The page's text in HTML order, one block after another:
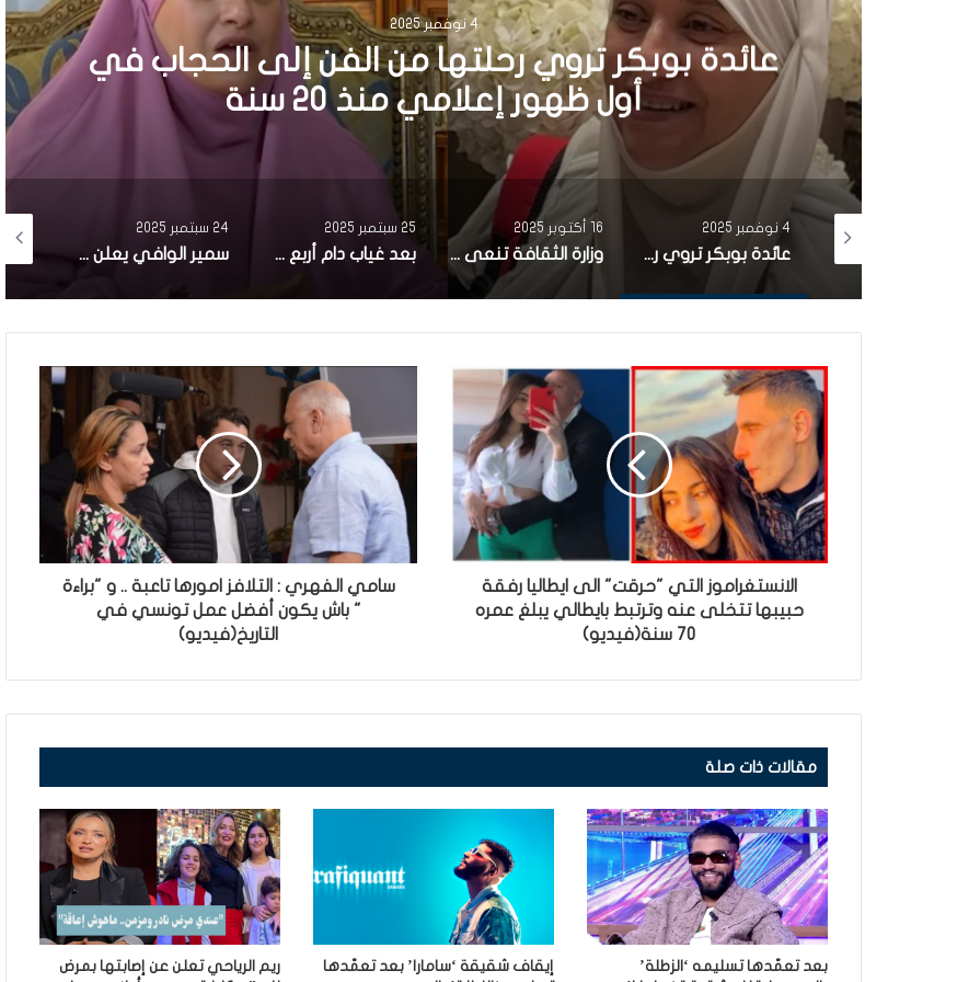
4 نوفمبر 2025
عائدة بوبكر تروي رحلتها من الفن إلى الحجاب في
أول ظهور إعلامي منذ 20 سنة
4 نوفمبر 2025
عائدة بوبكر تروي رحلتها من الفن إلى الحجاب في أول ظهور إعلامي منذ 20 سنة
16 أكتوبر 2025
وزارة الثقافة تنعى الممثل علي الفارسي
25 سبتمبر 2025
بعد غياب دام أربع سنوات..سامي الفهري يعلن عن مسلسل جديد بعوان “هاذي آخرتها”
24 سبتمبر 2025
سمير الوافي يعلن عن وفاة شقيقه ماهر:”فاجعة كبيرة.. رحل عنا في عز شبابه”
الانستغراموز التي "حرقت" الى ايطاليا رفقة
حبيبها تتخلى عنه وترتبط بايطالي يبلغ عمره
70 سنة(فيديو)
سامي الفهري : التلافز امورها تاعبة .. و "براءة
" باش يكون أفضل عمل تونسي في
التاريخ(فيديو)
مقالات ذات صلة
بعد تعمّدها تسليمه ‘الزطلة’
إيقاف شقيقة ‘سامارا’ بعد تعمّدها
ريم الرياحي تعلن عن إصابتها بمرض